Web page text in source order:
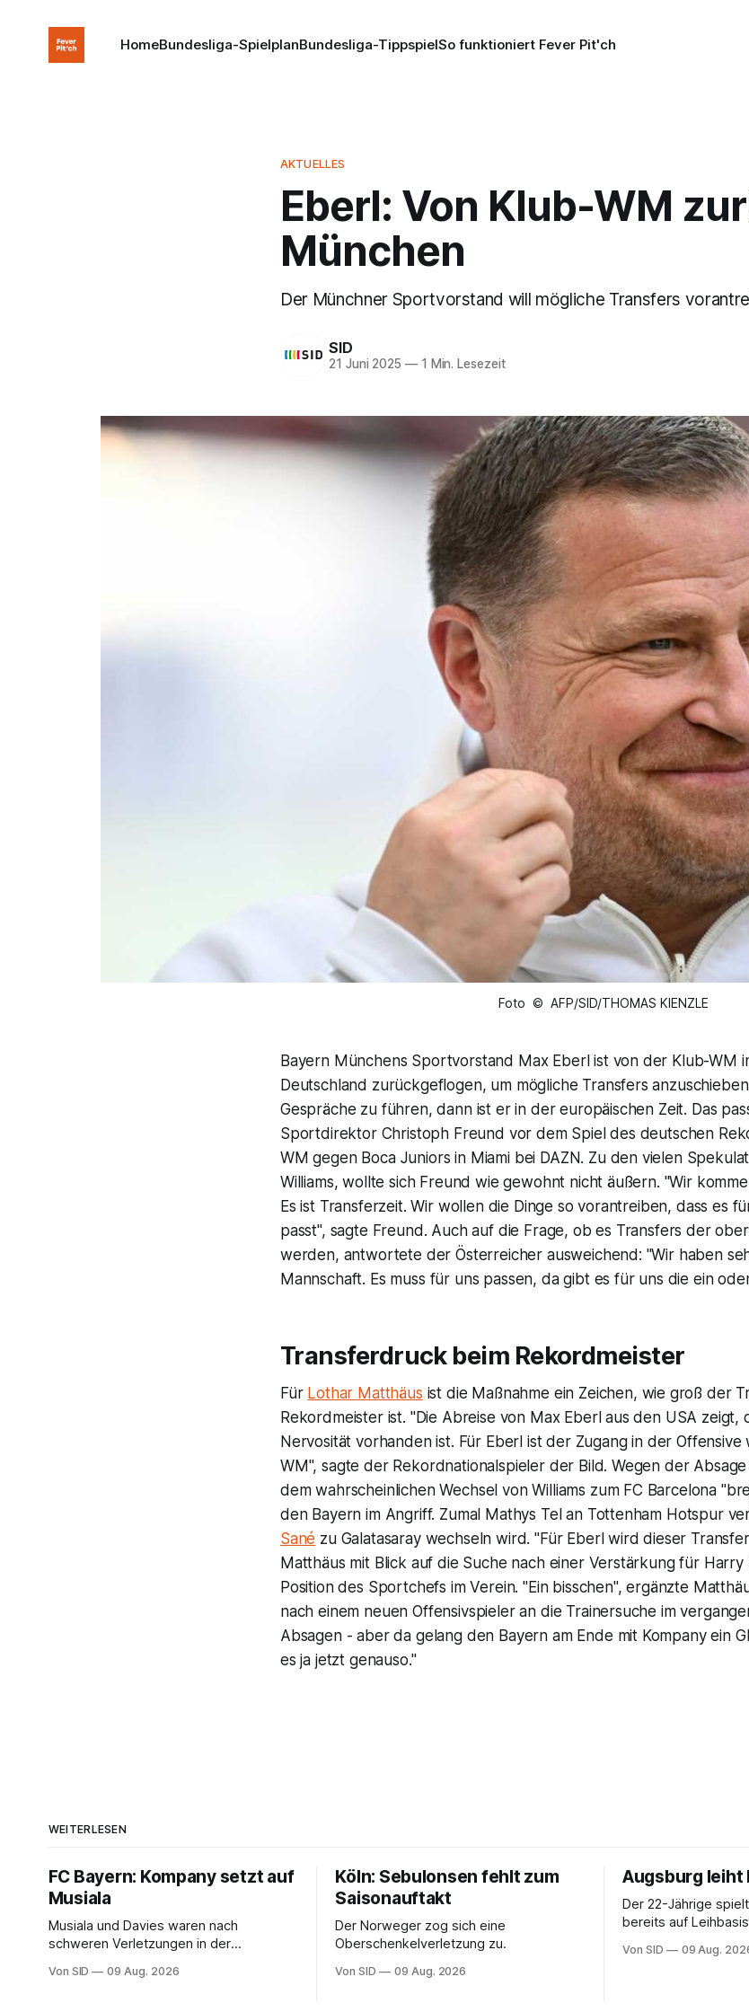
HomeBundesliga-SpielplanBundesliga-TippspielSo funktioniert Fever Pit'ch
AKTUELLES
Eberl: Von Klub-WM
München
Der Münchner Sportvorstand will mögliche Transfers
SID
21 Juni 2025 —1 Min. Lesezeit
Foto © AFP/SID/THOMAS KIENZLE
Bayern Münchens Sportvorstand Max Eberl ist von der Klub-WM
Deutschland zurückgeflogen, um mögliche Transfers
Gespräche zu führen, dann ist er in der europäischen Zeit. Das
Sportdirektor Christoph Freund vor dem Spiel des deutschen
WM gegen Boca Juniors in Miami bei DAZN. Zu den vielen
Williams, wollte sich Freund wie gewohnt nicht äußern. "Wir
Es ist Transferzeit. Wir wollen die Dinge so vorantreiben, dass es
passt", sagte Freund. Auch auf die Frage, ob es Transfers der
werden, antwortete der Österreicher ausweichend: "Wir haben
Mannschaft. Es muss für uns passen, da gibt es für uns die ein
Transferdruck beim Rekordmeister
Für Lothar Matthäus ist die Maßnahme ein Zeichen, wie groß der
Rekordmeister ist. "Die Abreise von Max Eberl aus den USA zeigt,
Nervosität vorhanden ist. Für Eberl ist der Zugang in der Offensive
WM", sagte der Rekordnationalspieler der Bild. Wegen der
dem wahrscheinlichen Wechsel von Williams zum FC Barcelona
den Bayern im Angriff. Zumal Mathys Tel an Tottenham Hotspur
Sané zu Galatasaray wechseln wird. "Für Eberl wird dieser
Matthäus mit Blick auf die Suche nach einer Verstärkung für
Position des Sportchefs im Verein. "Ein bisschen", ergänzte
nach einem neuen Offensivspieler an die Trainersuche im
Absagen - aber da gelang den Bayern am Ende mit Kompany ein
es ja jetzt genauso."
WEITERLESEN
FC Bayern: Kompany setzt auf
Musiala
Musiala und Davies waren nach
schweren Verletzungen in der
Spur gekommen.
Von SID 09 Aug. 2026
Köln: Sebulonsen fehlt zum
Saisonauftakt
Der Norweger zog sich eine
Oberschenkelverletzung zu.
Von SID 09 Aug. 2026
Augsburg leiht
Der 22-Jährige
bereits auf
Von SID 09 Aug.